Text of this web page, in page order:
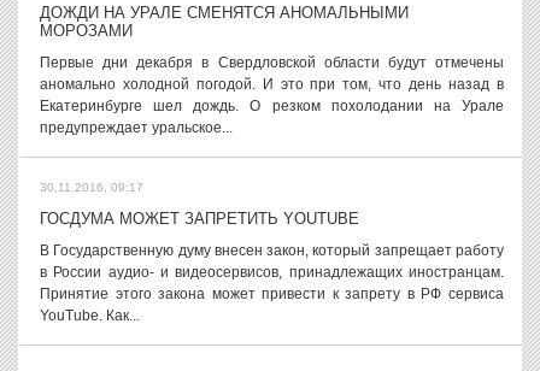
ДОЖДИ НА УРАЛЕ СМЕНЯТСЯ АНОМАЛЬНЫМИ
МОРОЗАМИ
Первые дни декабря в Свердловской области будут отмечены
аномально холодной погодой. И это при том, что день назад в
Екатеринбурге шел дождь. О резком похолодании на Урале
предупреждает уральское...
30.11.2016, 09:17
ГОСДУМА МОЖЕТ ЗАПРЕТИТЬ YOUTUBE
В Государственную думу внесен закон, который запрещает работу
в России аудио- и видеосервисов, принадлежащих иностранцам.
Принятие этого закона может привести к запрету в РФ сервиса
YouTube. Как...